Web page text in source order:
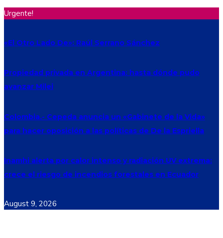
Urgente!
«El Otro Lado De»: Raúl Serrano Sánchez
Propiedad privada en Argentina: hasta dónde pudo
avanzar Milei
Colombia.- Cepeda anuncia un «Gabinete de la Vida»
para hacer oposición a las políticas de De la Espriella
Inamhi alerta por calor intenso y radiación UV extrema:
crece el riesgo de incendios forestales en Ecuador
August 9, 2026